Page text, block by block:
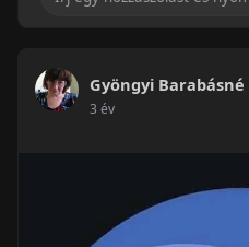
Gyöngyi Barabásné
3 év